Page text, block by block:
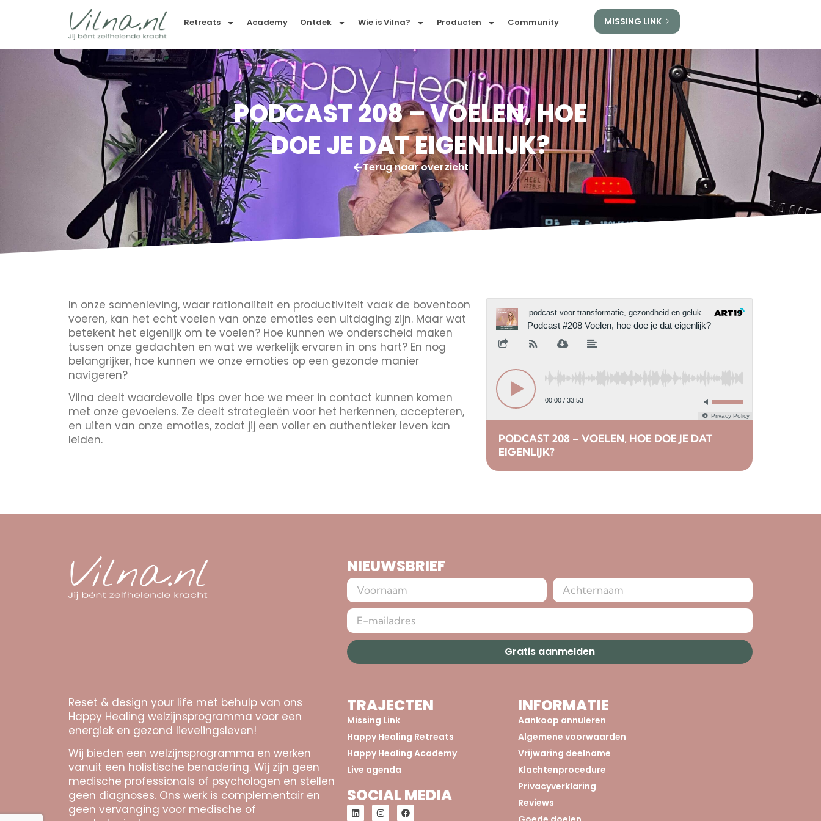
Retreats Academy Ontdek Wie is Vilna? Producten Community MISSING LINK
PODCAST 208 – VOELEN, HOE
DOE JE DAT EIGENLIJK?
Terug naar overzicht
In onze samenleving, waar rationaliteit en productiviteit vaak de boventoon
voeren, kan het echt voelen van onze emoties een uitdaging zijn. Maar wat
betekent het eigenlijk om te voelen? Hoe kunnen we onderscheid maken
tussen onze gedachten en wat we werkelijk ervaren in ons hart? En nog
belangrijker, hoe kunnen we onze emoties op een gezonde manier
navigeren?
Vilna deelt waardevolle tips over hoe we meer in contact kunnen komen
met onze gevoelens. Ze deelt strategieën voor het herkennen, accepteren,
en uiten van onze emoties, zodat jij een voller en authentieker leven kan
leiden.
PODCAST 208 – VOELEN, HOE DOE JE DAT
EIGENLIJK?
NIEUWSBRIEF
Gratis aanmelden
Reset & design your life met behulp van ons
Happy Healing welzijnsprogramma voor een
energiek en gezond lievelingsleven!
Wij bieden een welzijnsprogramma en werken
vanuit een holistische benadering. Wij zijn geen
medische professionals of psychologen en stellen
geen diagnoses. Ons werk is complementair en
geen vervanging voor medische of
TRAJECTEN
Missing Link
Happy Healing Retreats
Happy Healing Academy
Live agenda
SOCIAL MEDIA
INFORMATIE
Aankoop annuleren
Algemene voorwaarden
Vrijwaring deelname
Klachtenprocedure
Privacyverklaring
Reviews